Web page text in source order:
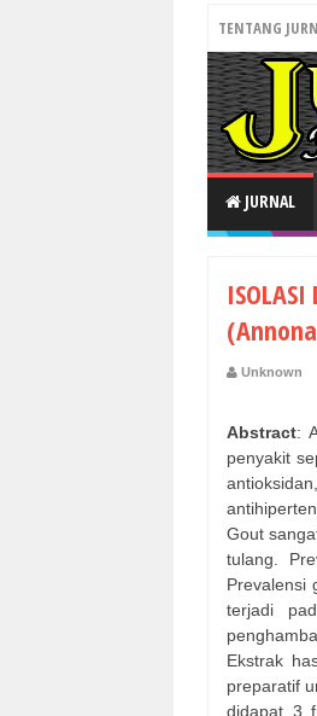
TENTANG
JURNAL
ISOLASI
(Annona
Unknown
Abstract:
penyakit
Gout
tulang.
Prevalensi
terjadi
Ekstrak
preparatif
didapat 3